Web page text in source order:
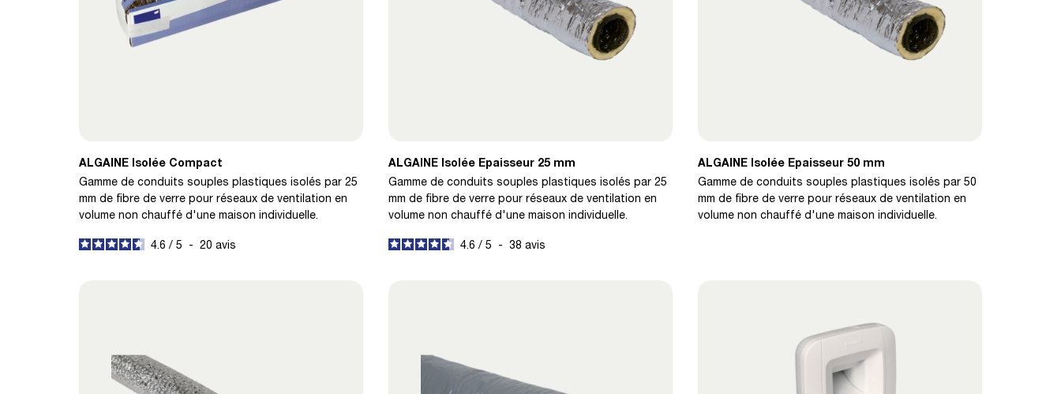
ALGAINE Isolée Compact
Gamme de conduits souples plastiques isolés par 25
mm de fibre de verre pour réseaux de ventilation en
volume non chauffé d'une maison individuelle.
4.6 / 5 - 20 avis
ALGAINE Isolée Epaisseur 25 mm
Gamme de conduits souples plastiques isolés par 25
mm de fibre de verre pour réseaux de ventilation en
volume non chauffé d'une maison individuelle.
4.6 / 5 - 38 avis
ALGAINE Isolée Epaisseur 50 mm
Gamme de conduits souples plastiques isolés par 50
mm de fibre de verre pour réseaux de ventilation en
volume non chauffé d'une maison individuelle.